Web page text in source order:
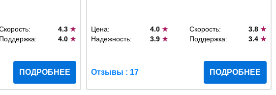
4.3 ★
Поддержка: 4.0 ★
ПОДРОБНЕЕ
Цена: 4.0★ Скорость: 3.8 ★
Надежность:
3.9★ Поддержка: 3.4 ★
Отзывы : 17 ПОДРОБНЕЕ